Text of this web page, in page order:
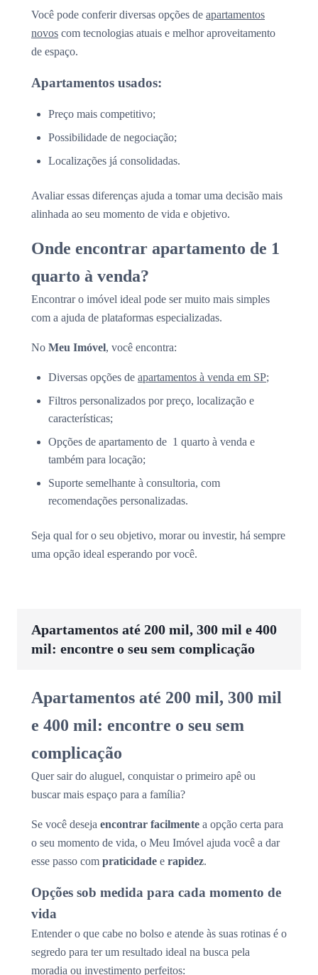
Você pode conferir diversas opções de apartamentos
novos com tecnologias atuais e melhor aproveitamento
de espaço.
Apartamentos usados:
Preço mais competitivo;
Possibilidade de negociação;
Localizações já consolidadas.
Avaliar essas diferenças ajuda a tomar uma decisão mais
alinhada ao seu momento de vida e objetivo.
Onde encontrar apartamento de 1
quarto à venda?
Encontrar o imóvel ideal pode ser muito mais simples
com a ajuda de plataformas especializadas.
No Meu Imóvel, você encontra:
Diversas opções de apartamentos à venda em SP;
Filtros personalizados por preço, localização e
características;
Opções de apartamento de 1 quarto à venda e
também para locação;
Suporte semelhante à consultoria, com
recomendações personalizadas.
Seja qual for o seu objetivo, morar ou investir, há sempre
uma opção ideal esperando por você.
Apartamentos até 200 mil, 300 mil e 400
mil: encontre o seu sem complicação
Apartamentos até 200 mil, 300 mil
e 400 mil: encontre o seu sem
complicação
Quer sair do aluguel, conquistar o primeiro apê ou
buscar mais espaço para a família?
Se você deseja encontrar facilmente a opção certa para
o seu momento de vida, o Meu Imóvel ajuda você a dar
esse passo com praticidade e rapidez.
Opções sob medida para cada momento de
vida
Entender o que cabe no bolso e atende às suas rotinas é o
segredo para ter um resultado ideal na busca pela
moradia ou investimento perfeitos: